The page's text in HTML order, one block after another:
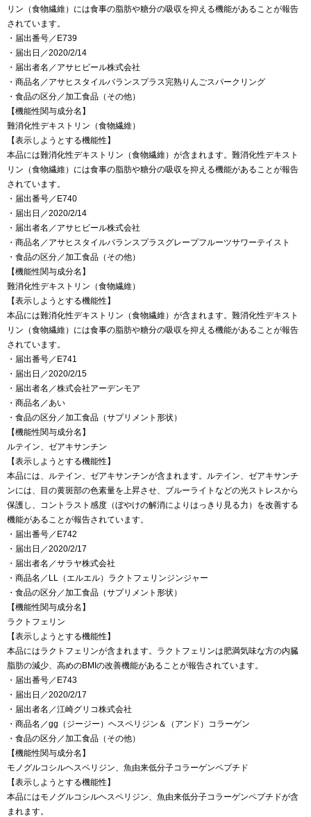
リン（食物繊維）には食事の脂肪や糖分の吸収を抑える機能があることが報告
されています。
・届出番号／E739
・届出日／2020/2/14
・届出者名／アサヒビール株式会社
・商品名／アサヒスタイルバランスプラス完熟りんごスパークリング
・食品の区分／加工食品（その他）
【機能性関与成分名】
難消化性デキストリン（食物繊維）
【表示しようとする機能性】
本品には難消化性デキストリン（食物繊維）が含まれます。難消化性デキスト
リン（食物繊維）には食事の脂肪や糖分の吸収を抑える機能があることが報告
されています。
・届出番号／E740
・届出日／2020/2/14
・届出者名／アサヒビール株式会社
・商品名／アサヒスタイルバランスプラスグレープフルーツサワーテイスト
・食品の区分／加工食品（その他）
【機能性関与成分名】
難消化性デキストリン（食物繊維）
【表示しようとする機能性】
本品には難消化性デキストリン（食物繊維）が含まれます。難消化性デキスト
リン（食物繊維）には食事の脂肪や糖分の吸収を抑える機能があることが報告
されています。
・届出番号／E741
・届出日／2020/2/15
・届出者名／株式会社アーデンモア
・商品名／あい
・食品の区分／加工食品（サプリメント形状）
【機能性関与成分名】
ルテイン、ゼアキサンチン
【表示しようとする機能性】
本品には、ルテイン、ゼアキサンチンが含まれます。ルテイン、ゼアキサンチ
ンには、目の黄斑部の色素量を上昇させ、ブルーライトなどの光ストレスから
保護し、コントラスト感度（ぼやけの解消によりはっきり見る力）を改善する
機能があることが報告されています。
・届出番号／E742
・届出日／2020/2/17
・届出者名／サラヤ株式会社
・商品名／LL（エルエル）ラクトフェリンジンジャー
・食品の区分／加工食品（サプリメント形状）
【機能性関与成分名】
ラクトフェリン
【表示しようとする機能性】
本品にはラクトフェリンが含まれます。ラクトフェリンは肥満気味な方の内臓
脂肪の減少、高めのBMIの改善機能があることが報告されています。
・届出番号／E743
・届出日／2020/2/17
・届出者名／江崎グリコ株式会社
・商品名／gg（ジージー）ヘスペリジン＆（アンド）コラーゲン
・食品の区分／加工食品（その他）
【機能性関与成分名】
モノグルコシルヘスペリジン、魚由来低分子コラーゲンペプチド
【表示しようとする機能性】
本品にはモノグルコシルヘスペリジン、魚由来低分子コラーゲンペプチドが含
まれます。